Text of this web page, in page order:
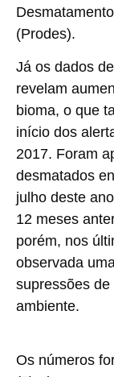
(Prodes).
Já os dados
revelam
bioma, o que
início dos
2017. Foram
desmatados
julho deste
12 meses
porém, nos
observada
supressões
ambiente.
Os números